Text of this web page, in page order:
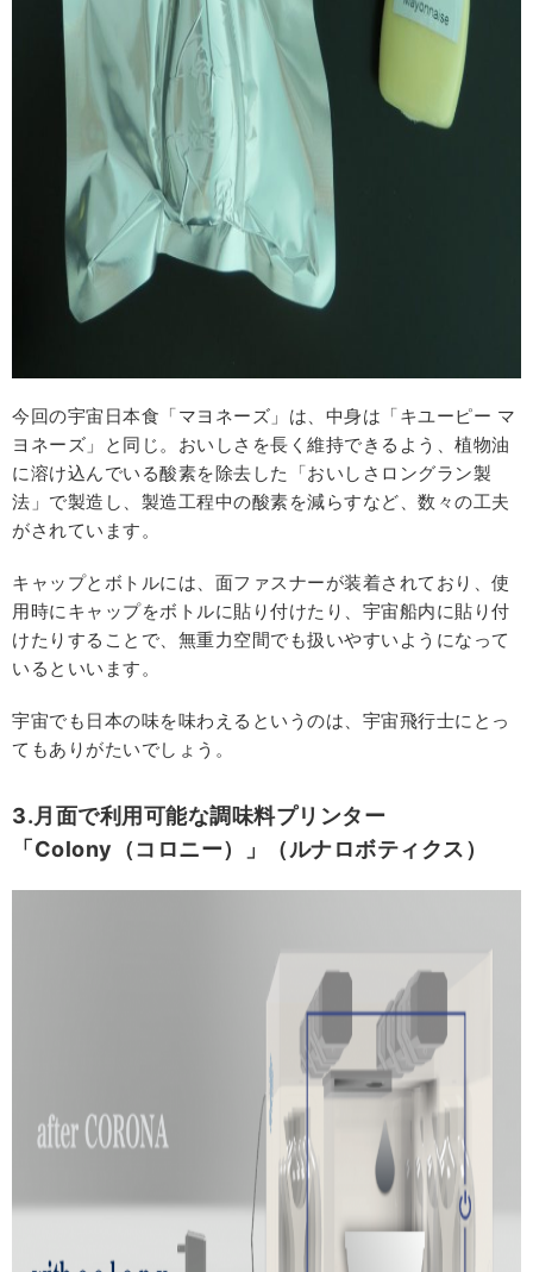
今回の宇宙日本食「マヨネーズ」は、中身は「キユーピー マ
ヨネーズ」と同じ。おいしさを長く維持できるよう、植物油
に溶け込んでいる酸素を除去した「おいしさロングラン製
法」で製造し、製造工程中の酸素を減らすなど、数々の工夫
がされています。
キャップとボトルには、面ファスナーが装着されており、使
用時にキャップをボトルに貼り付けたり、宇宙船内に貼り付
けたりすることで、無重力空間でも扱いやすいようになって
いるといいます。
宇宙でも日本の味を味わえるというのは、宇宙飛行士にとっ
てもありがたいでしょう。
3.月面で利用可能な調味料プリンター
「Colony（コロニー）」（ルナロボティクス）